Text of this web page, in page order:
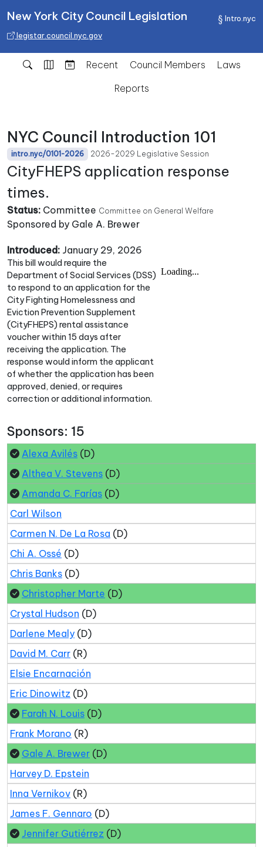
Intro.nyc
New York City Council Legislation
legistar.council.nyc.gov
Recent Council Members
Laws
Reports
NYC Council Introduction 101
intro.nyc/0101-2026 2026-2029 Legislative Session
CityFHEPS application response
times.
Status: Committee Committee on General Welfare
Sponsored by Gale A. Brewer
Introduced: January 29, 2026
This bill would require the
Department of Social Services (DSS)
to respond to an application for the
City Fighting Homelessness and
Eviction Prevention Supplement
(CityFHEPS) rental assistance
voucher within 15 days after
receiving the application. The
response would inform the applicant
of whether the application has been
approved, denied, or requires
correction or additional information.
Sponsors: 15
Alexa Avilés (D)
Althea V. Stevens (D)
Amanda C. Farías (D)
Carl Wilson
Carmen N. De La Rosa (D)
Chi A. Ossé (D)
Chris Banks (D)
Christopher Marte (D)
Crystal Hudson (D)
Darlene Mealy (D)
David M. Carr (R)
Elsie Encarnación
Eric Dinowitz (D)
Farah N. Louis (D)
Frank Morano (R)
Gale A. Brewer (D)
Harvey D. Epstein
Inna Vernikov (R)
James F. Gennaro (D)
Jennifer Gutiérrez (D)